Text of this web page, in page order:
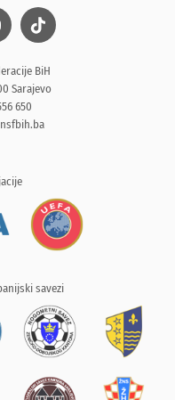
BiH
Sarajevo
650
savezi